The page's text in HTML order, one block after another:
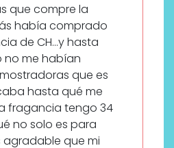
que compre la
había comprado
de CH…y hasta
no me habían
que es
hasta qué me
fragancia tengo 34
no solo es para
agradable que mi